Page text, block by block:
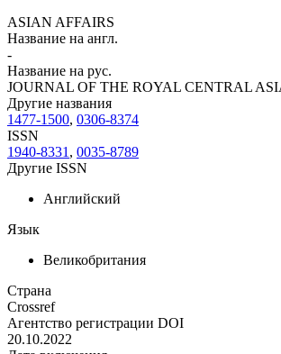
ASIAN AFFAIRS
Название на англ.
-
Название на рус.
JOURNAL OF THE ROYAL CENTRAL
Другие названия
1477-1500, 0306-8374
ISSN
1940-8331 , 0035-8789
Другие ISSN
Английский
Язык
Великобритания
Страна
Crossref
Агентство регистрации DOI
20.10.2022